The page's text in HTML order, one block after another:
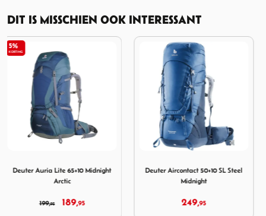
DIT IS MISSCHIEN OOK INTERESSANT
Deuter Aircontact 50+10 SL Steel
Midnight
249,95
Deuter Aircontact Lite 50+10
Black Marine
189,95